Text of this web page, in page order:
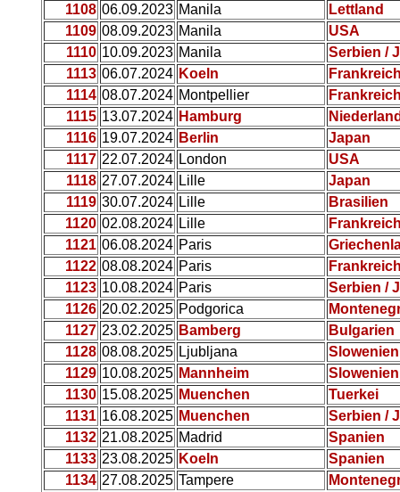
1108 06.09.2023 Manila
Lettland
1109 08.09.2023 Manila
USA
1110 10.09.2023 Manila
Serbien /
1113 06.07.2024 Koeln
1114 08.07.2024 Montpellier
1115 13.07.2024 Hamburg
1116 19.07.2024 Berlin
Japan
1117 22.07.2024 London
USA
1118 27.07.2024 Lille
Japan
1119 30.07.2024 Lille
Brasilien
1120 02.08.2024 Lille
1121 06.08.2024 Paris
1122 08.08.2024 Paris
1123 10.08.2024 Paris
Serbien /
1126 20.02.2025 Podgorica
1127 23.02.2025 Bamberg
Bulgarien
1128 08.08.2025 Ljubljana
Slowenien
1129 10.08.2025 Mannheim
Slowenien
1130 15.08.2025 Muenchen
Tuerkei
1131 16.08.2025 Muenchen
Serbien /
1132 21.08.2025 Madrid
Spanien
1133 23.08.2025 Koeln
Spanien
1134 27.08.2025 Tampere